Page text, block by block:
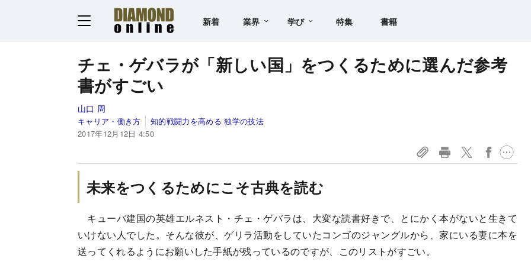
新着 業界 学び 特集 書籍
チェ・ゲバラが「新しい国」をつくるために選んだ参考
書がすごい
山口 周
キャリア・働き方
知的戦闘力を高める 独学の技法
2017年12月12日 4:50
未来をつくるためにこそ古典を読む
キューバ建国の英雄エルネスト・チェ・ゲバラは、大変な読書好きで、とにかく本がないと生きて
いけない人でした。そんな彼が、ゲリラ活動をしていたコンゴのジャングルから、家にいる妻に本を
送ってくれるようにお願いした手紙が残っているのですが、このリストがすごい。